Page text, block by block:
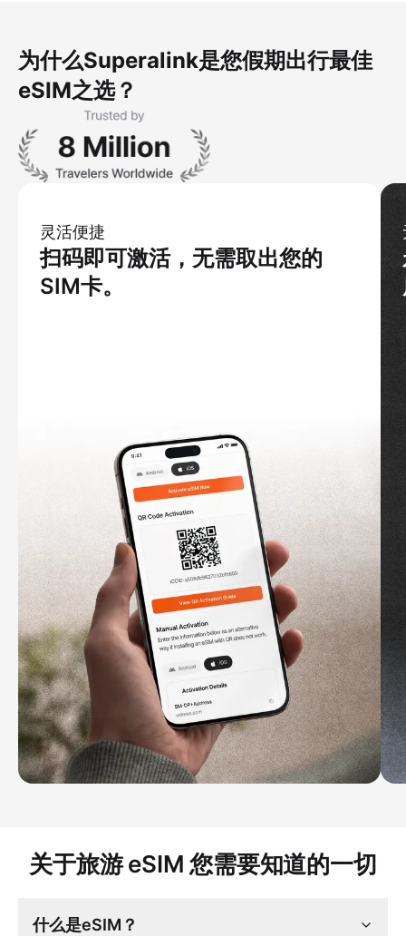
为什么Superalink是您假期出行最佳
eSIM之选？
灵活便捷
扫码即可激活，无需取出您的
SIM卡。
关于旅游 eSIM 您需要知道的一切
什么是eSIM？